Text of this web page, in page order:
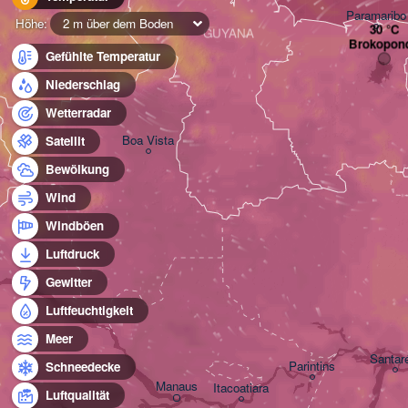
Höhe:
2 m über dem Boden
Gefühlte Temperatur
Niederschlag
Wetterradar
Satellit
Bewölkung
Wind
Windböen
Luftdruck
Gewitter
Luftfeuchtigkeit
Meer
Schneedecke
Luftqualität
Boa Vista
GUYANA
Manaus Itacoatiara
Parintins
Paramaribo